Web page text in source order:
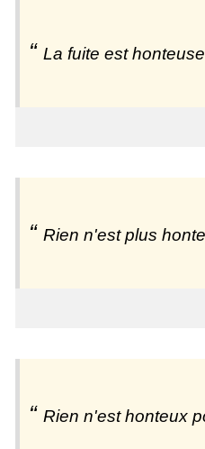
La fuite est
Rien n'est plus
Rien n'est honteux